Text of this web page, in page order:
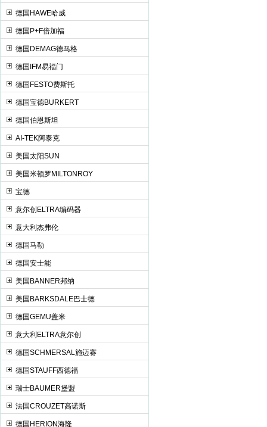
德国HAWE哈威
德国P+F倍加福
德国DEMAG德马格
德国IFM易福门
德国FESTO费斯托
德国宝德BURKERT
德国伯恩斯坦
AI-TEK阿泰克
美国太阳SUN
美国米顿罗MILTONROY
宝德
意尔创ELTRA编码器
意大利杰弗伦
德国马勒
德国安士能
美国BANNER邦纳
美国BARKSDALE巴士德
德国GEMU盖米
意大利ELTRA意尔创
德国SCHMERSAL施迈赛
德国STAUFF西德福
瑞士BAUMER堡盟
法国CROUZET高诺斯
德国HERION海隆